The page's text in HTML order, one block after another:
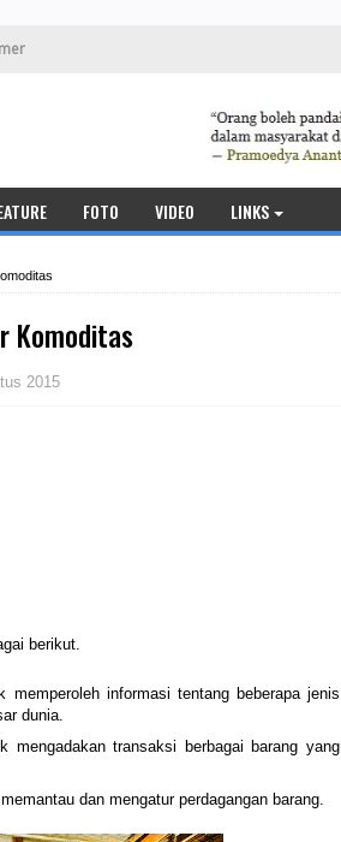
FOTO VIDEO LINKS
Komoditas
2015
berikut.
memperoleh informasi tentang beberapa jenis
dunia.
mengadakan transaksi berbagai barang yang
dan mengatur perdagangan barang.